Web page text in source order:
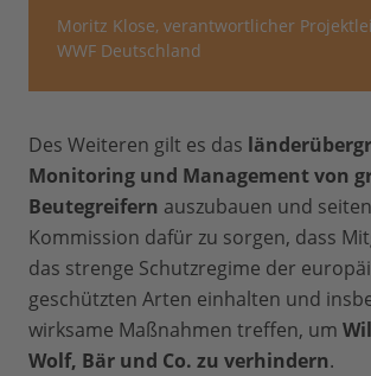
Moritz Klose, verantwortlicher
WWF Deutschland
Des Weiteren gilt es das
Monitoring und Management von
Beutegreifern auszubauen und
Kommission dafür zu sorgen, dass
das strenge Schutzregime der
geschützten Arten einhalten und
wirksame Maßnahmen treffen, um
Wolf, Bär und Co. zu verhindern.